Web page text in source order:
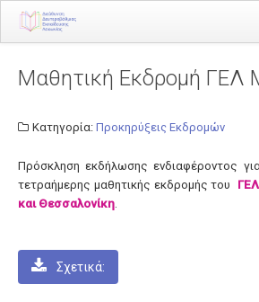
Διεύθυνση
Διευθυντής
Τμήμα Α' Διοικητικού
Τμήμα Γ' Προσωπικού
Τμήμα Δ' Πληροφορικής & Νέων
Μαθητική Εκδρομή ΓΕΛ
Κατηγορία: Προκηρύξεις Εκδρομών
Πρόσκληση εκδήλωσης ενδιαφέροντος
τετραήμερης μαθητικής εκδρομής του
και Θεσσαλονίκη
Σχετικά: